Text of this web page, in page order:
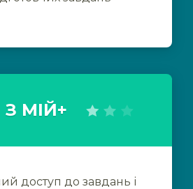
З МІЙ+
доступ до завдань і